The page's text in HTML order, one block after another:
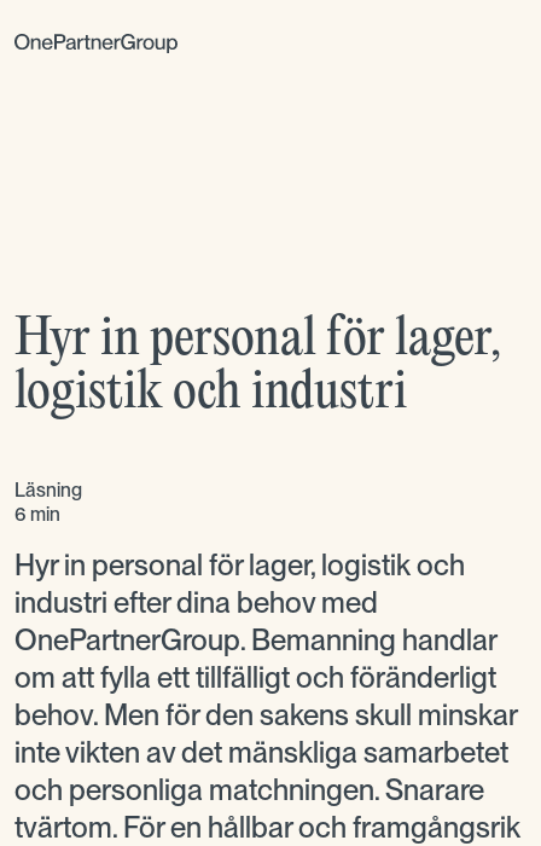
Hyr in personal för lager,
logistik och industri
Läsning
6 min
Hyr in personal för lager, logistik och
industri efter dina behov med
OnePartnerGroup. Bemanning handlar
om att fylla ett tillfälligt och föränderligt
behov. Men för den sakens skull minskar
inte vikten av det mänskliga samarbetet
och personliga matchningen. Snarare
tvärtom. För en hållbar och framgångsrik